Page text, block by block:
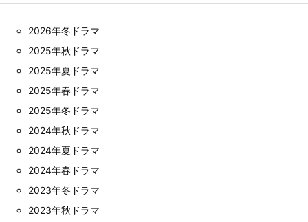
2026年冬ドラマ
2025年秋ドラマ
2025年夏ドラマ
2025年春ドラマ
2025年冬ドラマ
2024年秋ドラマ
2024年夏ドラマ
2024年春ドラマ
2023年冬ドラマ
2023年秋ドラマ